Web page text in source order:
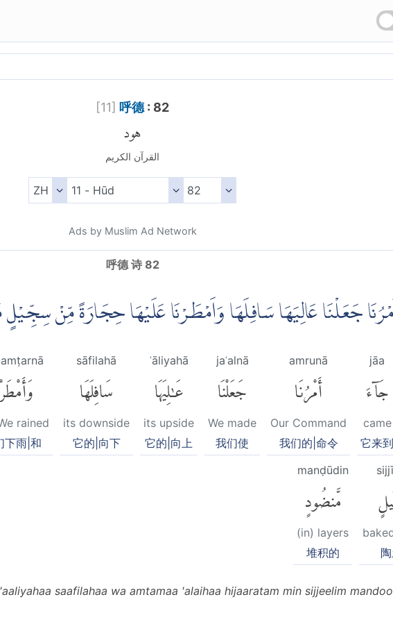
[11] 呼德: 82
هود
القرآن الكريم
Ads by Muslim Ad Network
呼德 诗 82
جَعَلْنَا عَالِيَهَا سَافِلَهَا وَاَمْطَرْنَا عَلَيْهَا حِجَارَةً مِّنْ
jāa
جَآءَ
came
它来到
amrunā
أَمْرُنَا
Our Command
我们的|命令
jaʿalnā
جَعَلْنَا
We made
我们使
ʿāliyahā
عَٰلِيَهَا
its upside
它的|向上
sāfilahā
سَافِلَهَا
its downside
它的|向下
rained
下雨|和
manḍūdin
مَّنضُودٍ
(in) layers
堆积的
saafilahaa wa amtamaa 'alaihaa hijaaratam min sijjeelim